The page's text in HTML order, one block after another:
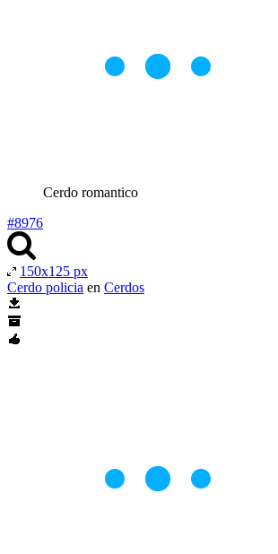
Cerdo romantico
#8976
150x125 px
Cerdo policia en Cerdos